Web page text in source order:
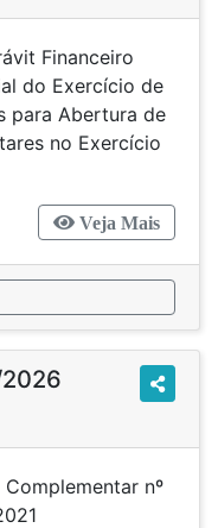
Financeiro
do Exercício de
para Abertura de
no Exercício
Veja Mais
nº
de 2021